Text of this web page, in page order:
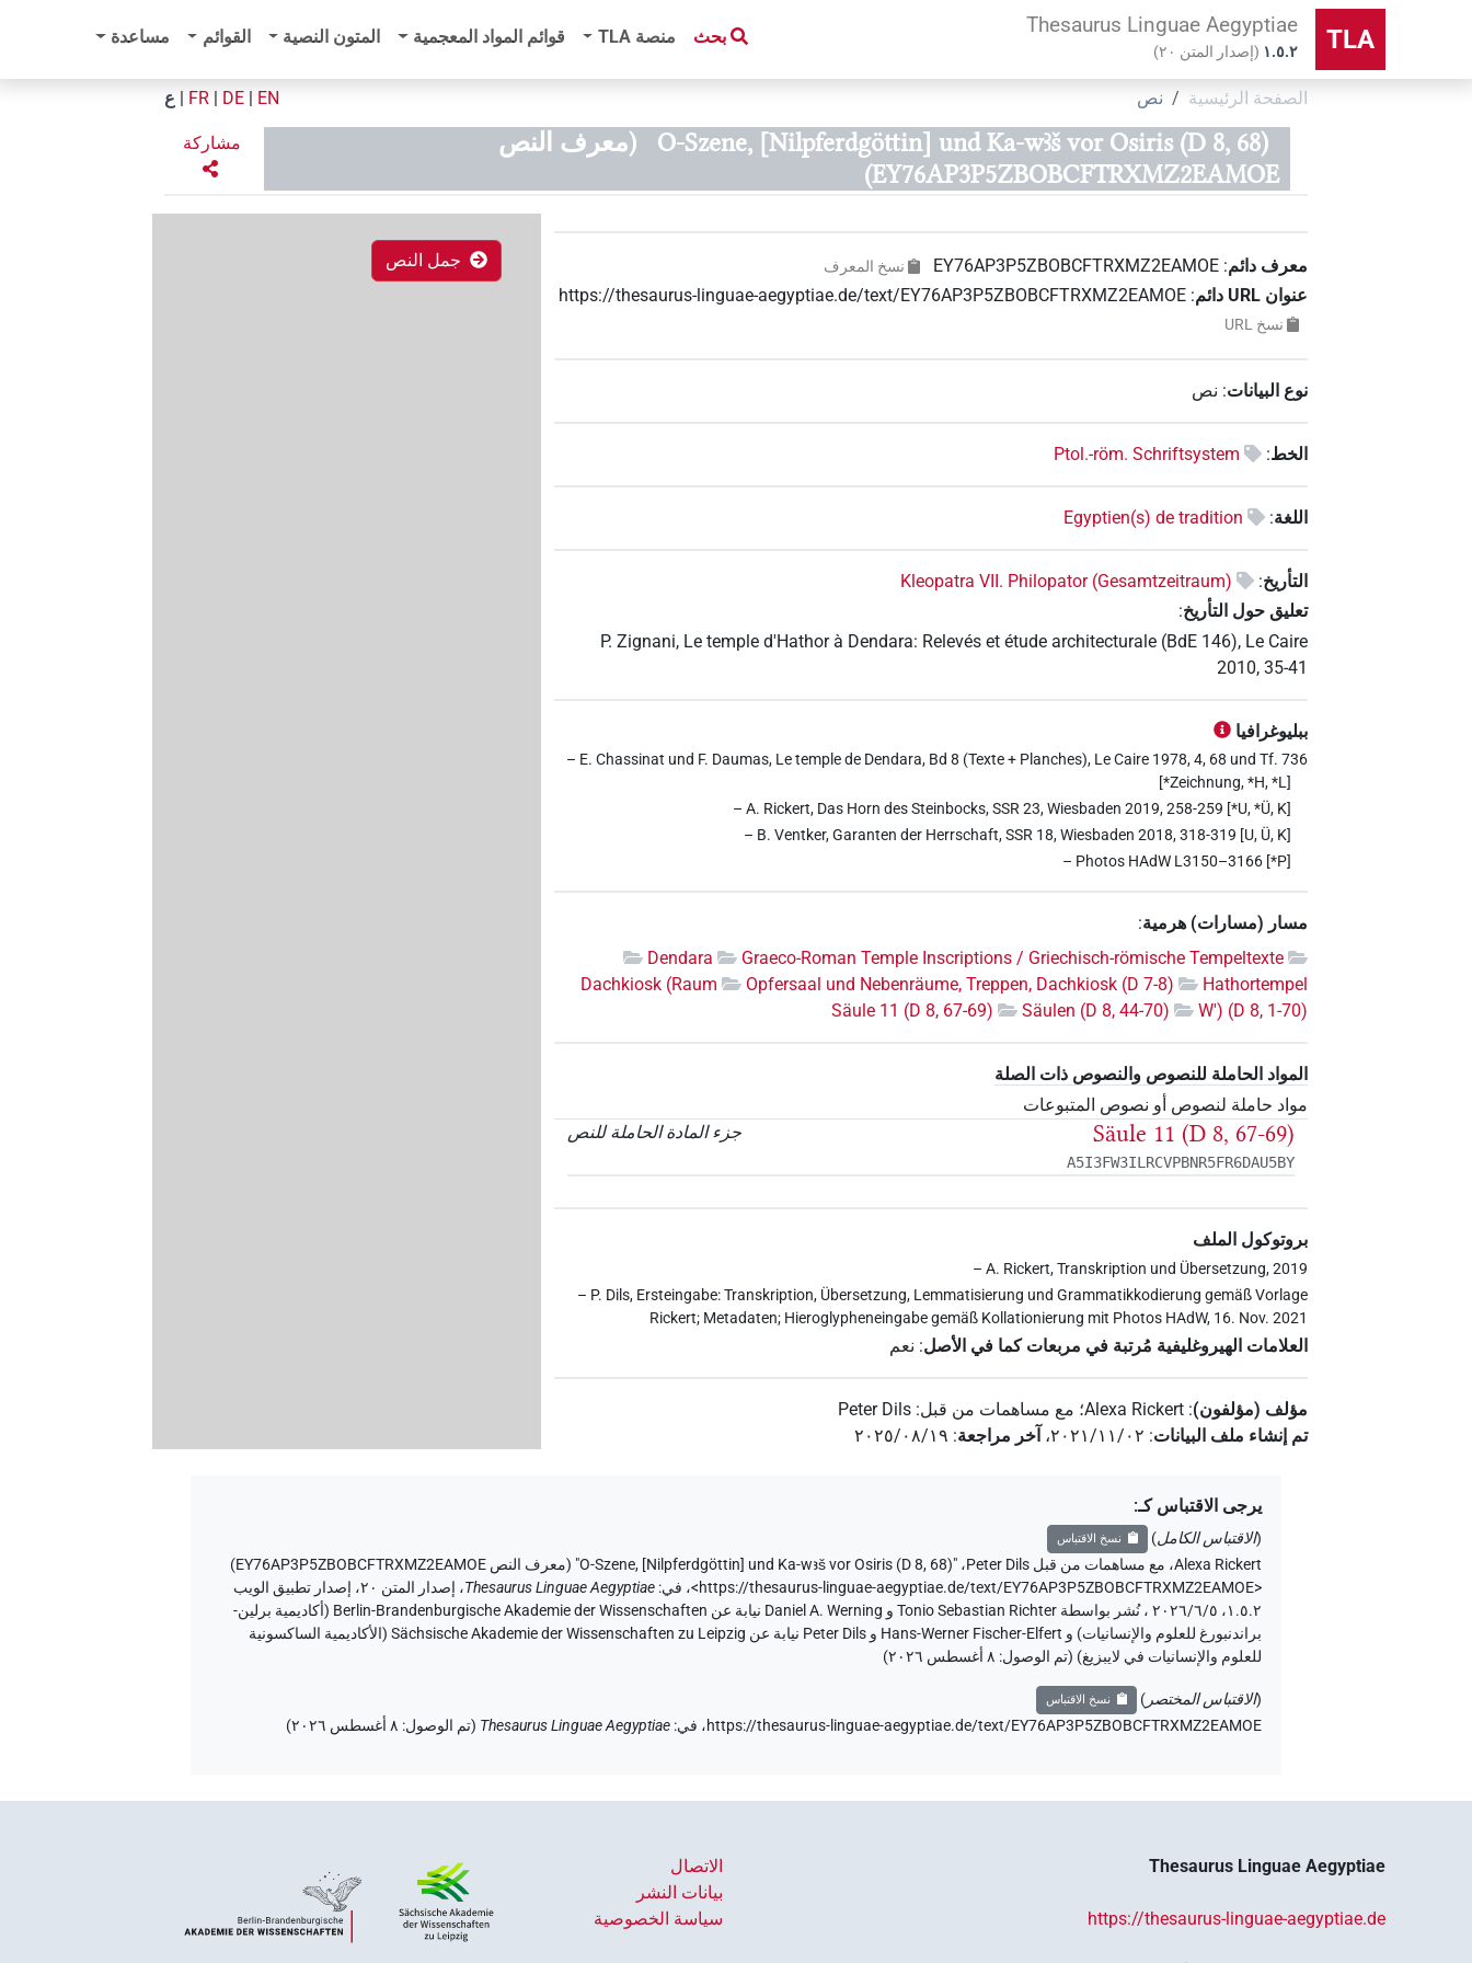
TLA
Thesaurus Linguae Aegyptiae
۱.٥.٢ (إصدار المتن ٢٠)
بحث منصة‏ ‏TLA قوائم المواد المعجمية المتون النصية القوائم مساعدة
الصفحة الرئيسية نص EN
DE
FR ع
O-Szene, [Nilpferdgöttin] und Ka-wꜣš vor Osiris (D 8, 68)
(معرف النص
EY76AP3P5ZBOBCFTRXMZ2EAMOE)
مشاركة
جمل النص معرف دائم:
EY76AP3P5ZBOBCFTRXMZ2EAMOE نسخ المعرف
عنوان‏ ‏URL‏ دائم :
https://thesaurus-linguae-aegyptiae.de/text/EY76AP3P5ZBOBCFTRXMZ2EAMOE
نسخ‏ ‏URL
نوع البيانات: نص
الخط:
Ptol.-röm. Schriftsystem
اللغة:
Egyptien(s) de tradition
التأريخ:
Kleopatra VII. Philopator (Gesamtzeitraum)
تعليق حول التأريخ:
P. Zignani, Le temple d'Hathor à Dendara: Relevés et étude architecturale (BdE 146), Le Caire
2010, 35-41
ببليوغرافيا
– E. Chassinat und F. Daumas, Le temple de Dendara, Bd 8 (Texte + Planches), Le Caire 1978, 4, 68 und Tf. 736
[*Zeichnung, *H, *L]
– A. Rickert, Das Horn des Steinbocks, SSR 23, Wiesbaden 2019, 258-259 [*U, *Ü, K]
– B. Ventker, Garanten der Herrschaft, SSR 18, Wiesbaden 2018, 318-319 [U, Ü, K]
– Photos HAdW L3150–3166 [*P]
مسار (مسارات) هرمية:
Graeco-Roman Temple Inscriptions / Griechisch-römische Tempeltexte
Dendara
Hathortempel
Opfersaal und Nebenräume, Treppen, Dachkiosk (D 7-8)
Dachkiosk (Raum
W') (D 8, 1-70)
Säulen (D 8, 44-70)
Säule 11 (D 8, 67-69)
المواد الحاملة للنصوص والنصوص ذات الصلة
مواد حاملة لنصوص أو نصوص المتبوعات
جزء المادة الحاملة للنص
Säule 11 (D 8, 67-69)
A5I3FW3ILRCVPBNR5FR6DAU5BY
بروتوكول الملف
– A. Rickert, Transkription und Übersetzung, 2019
– P. Dils, Ersteingabe: Transkription, Übersetzung, Lemmatisierung und Grammatikkodierung gemäß Vorlage
Rickert; Metadaten; Hieroglypheneingabe gemäß Kollationierung mit Photos HAdW, 16. Nov. 2021
العلامات الهيروغليفية مُرتبة في مربعات كما في الأصل: نعم
مؤلف (مؤلفون):
Alexa Rickert؛ مع مساهمات من قبل:
Peter Dils
تم إنشاء ملف البيانات: ٢٠٢١/١١/٠٢،آخر مراجعة: ٢٠٢٥/٠٨/١٩
يرجى الاقتباس كـ:
(الاقتباس الكامل) نسخ الاقتباس
Alexa Rickert، مع مساهمات من قبل Peter Dils،"O-Szene, [Nilpferdgöttin] und Ka-wꜣš vor Osiris (D 8, 68)" ( معرف النص EY76AP3P5ZBOBCFTRXMZ2EAMOE
)
<https://thesaurus-linguae-aegyptiae.de/text/EY76AP3P5ZBOBCFTRXMZ2EAMOE>، في:
Thesaurus Linguae Aegyptiae،
إصدار المتن ٢٠، إصدار تطبيق الويب
۱.٥.٢، ٢٠٢٦/٦/٥ ، نُشر بواسطة Tonio Sebastian Richter و Daniel A. Werning نيابة عن Berlin-Brandenburgische Akademie der Wissenschaften (أكاديمية برلين-
براندنبورغ للعلوم والإنسانيات) و Hans-Werner Fischer-Elfert و Peter Dils نيابة عن Sächsische Akademie der Wissenschaften zu Leipzig (الأكاديمية الساكسونية
للعلوم والإنسانيات في لايبزيغ) (تم الوصول: ٨ أغسطس ٢٠٢٦ )
(الاقتباس المختصر) نسخ الاقتباس
https://thesaurus-linguae-aegyptiae.de/text/EY76AP3P5ZBOBCFTRXMZ2EAMOE، في:
Thesaurus Linguae Aegyptiae
(تم الوصول: ٨ أغسطس ٢٠٢٦ )
Thesaurus Linguae Aegyptiae
https://thesaurus-linguae-aegyptiae.de
الاتصال
بيانات النشر
سياسة الخصوصية